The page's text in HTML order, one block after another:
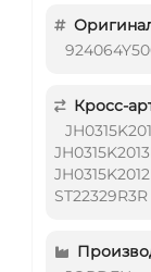
Кросс-